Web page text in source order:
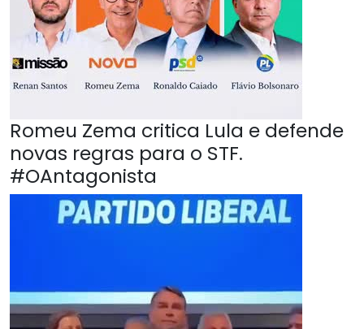
Romeu Zema critica Lula e defende
novas regras para o STF.
#OAntagonista